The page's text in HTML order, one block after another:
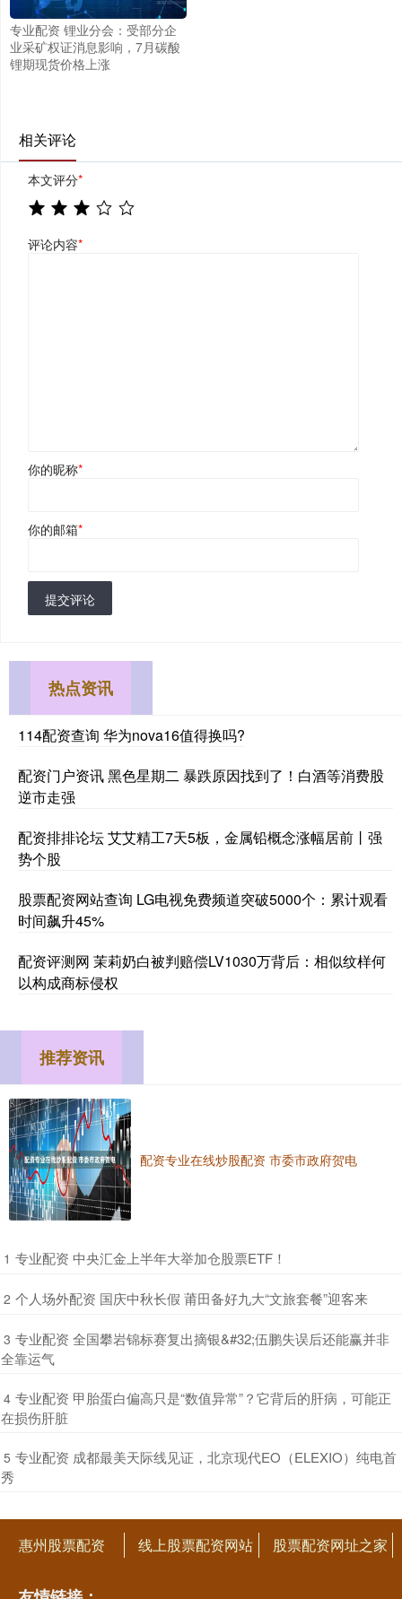
专业配资 锂业分会：受部分企
业采矿权证消息影响，7月碳酸
锂期现货价格上涨
相关评论
本文评分*
评论内容*
你的昵称*
你的邮箱*
提交评论
热点资讯
114配资查询 华为nova16值得换吗?
配资门户资讯 黑色星期二 暴跌原因找到了！白酒等消费股
逆市走强
配资排排论坛 艾艾精工7天5板，金属铅概念涨幅居前丨强
势个股
股票配资网站查询 LG电视免费频道突破5000个：累计观看
时间飙升45%
配资评测网 茉莉奶白被判赔偿LV1030万背后：相似纹样何
以构成商标侵权
推荐资讯
配资专业在线炒股配资 市委市政府贺电
1 ​专业配资 中央汇金上半年大举加仓股票ETF！
2 ​个人场外配资 国庆中秋长假 莆田备好九大“文旅套餐”迎客来
3 ​专业配资 全国攀岩锦标赛复出摘银&#32;伍鹏失误后还能赢并非
全靠运气
4 ​专业配资 甲胎蛋白偏高只是“数值异常”？它背后的肝病，可能正
在损伤肝脏
5 ​专业配资 成都最美天际线见证，北京现代EO（ELEXIO）纯电首
秀
惠州股票配资 线上股票配资网站 股票配资网址之家